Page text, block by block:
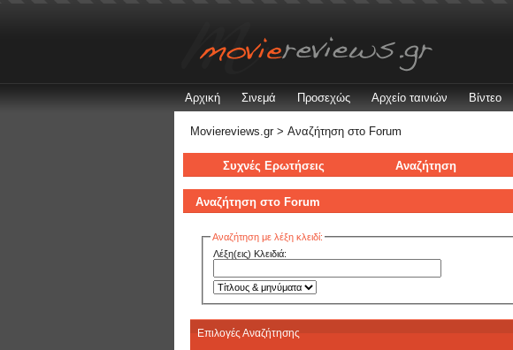
Αρχική Σινεμά Προσεχώς Αρχείο ταινιών Βίντεο
Moviereviews.gr > Αναζήτηση στo Forum
Συχνές Ερωτήσεις Αναζήτηση
Αναζήτηση στo Forum
Αναζήτηση με λέξη κλειδί:
Λέξη(εις) Κλειδιά:
Επιλογές Αναζήτησης